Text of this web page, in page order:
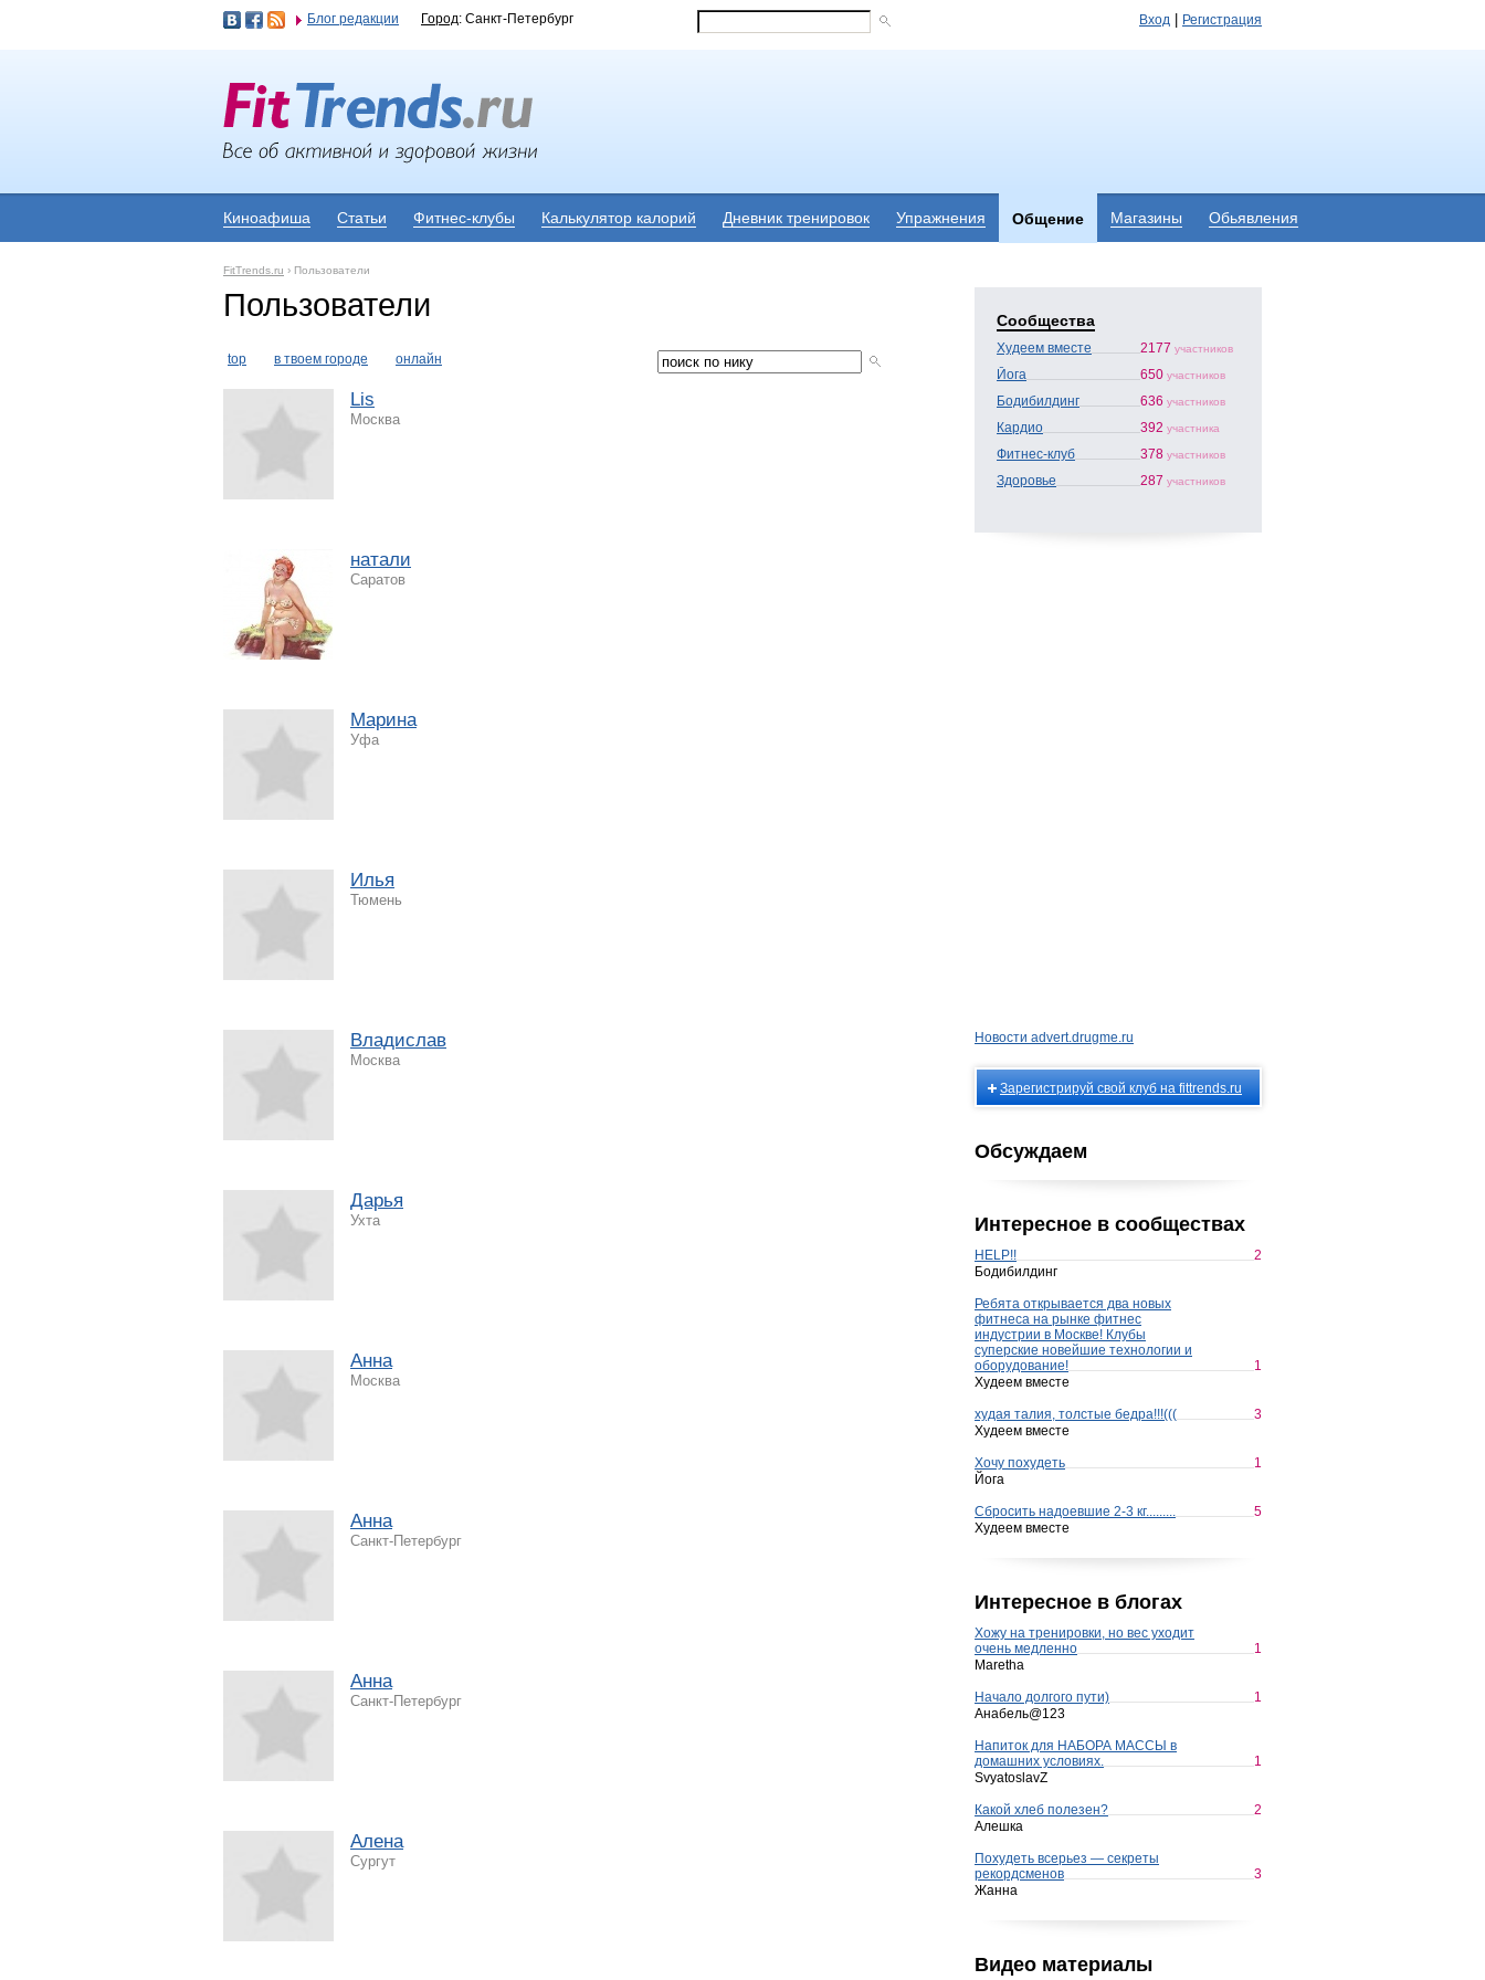
Блог редакции Город: Санкт-Петербург Вход Регистрация
Киноафиша Статьи Фитнес-клубы Калькулятор калорий Дневник тренировок Упражнения Общение Магазины Обьявления
FitTrends.ru › Пользователи
Пользователи
top в твоем городе онлайн
Lis
Москва
натали
Саратов
Марина
Уфа
Илья
Тюмень
Владислав
Москва
Дарья
Ухта
Анна
Москва
Анна
Санкт-Петербург
Анна
Санкт-Петербург
Алена
Сургут
Сообщества
Худеем вместе 2177 участников
Йога 650 участников
Бодибилдинг 636 участников
Кардио 392 участника
Фитнес-клуб 378 участников
Здоровье 287 участников
Новости advert.drugme.ru
Зарегистрируй свой клуб на fittrends.ru
Обсуждаем
Интересное в сообществах
HELP!!
2
Бодибилдинг
Ребята открывается два новых
фитнеса на рынке фитнес
индустрии в Москве! Клубы
суперские новейшие технологии и
оборудование!
1
Худеем вместе
худая талия, толстые бедра!!!(((
3
Худеем вместе
Хочу похудеть
1
Йога
Сбросить надоевшие 2-3 кг.........
5
Худеем вместе
Интересное в блогах
Хожу на тренировки, но вес уходит
очень медленно
1
Maretha
Начало долгого пути)
1
Анабель@123
Напиток для НАБОРА МАССЫ в
домашних условиях.
1
SvyatoslavZ
Какой хлеб полезен?
2
Алешка
Похудеть всерьез — секреты
рекордсменов
3
Жанна
Видео материалы